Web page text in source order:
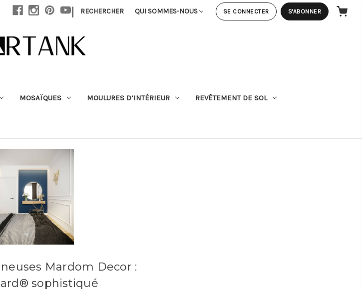
Passer au contenu principal
| RECHERCHER QUI SOMMES-NOUS SE CONNECTER S'ABONNER PANIER
MOSAÏQUES MOULURES D’INTÉRIEUR REVÊTEMENT DE SOL
Mardom Decor :
sophistiqué